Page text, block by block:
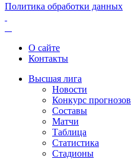
Политика обработки данных
О сайте
Контакты
Высшая лига
Новости
Конкурс прогнозов
Составы
Матчи
Таблица
Статистика
Стадионы